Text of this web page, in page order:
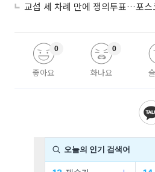
교섭 세 차례 만에 쟁의투표…포스
좋아요
0
화나요
0